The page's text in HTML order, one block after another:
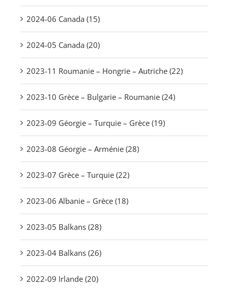
2024-06 Canada (15)
2024-05 Canada (20)
2023-11 Roumanie – Hongrie – Autriche (22)
2023-10 Grèce – Bulgarie – Roumanie (24)
2023-09 Géorgie – Turquie – Grèce (19)
2023-08 Géorgie – Arménie (28)
2023-07 Grèce – Turquie (22)
2023-06 Albanie – Grèce (18)
2023-05 Balkans (28)
2023-04 Balkans (26)
2022-09 Irlande (20)